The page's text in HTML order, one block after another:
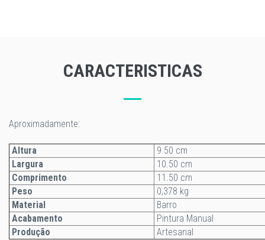
CARACTERISTICAS
Aproximadamente:
Altura
9.50 cm
Largura
10.50 cm
Comprimento
11.50 cm
Peso
0,378 kg
Material
Barro
Acabamento
Pintura Manual
Produção
Artesanal